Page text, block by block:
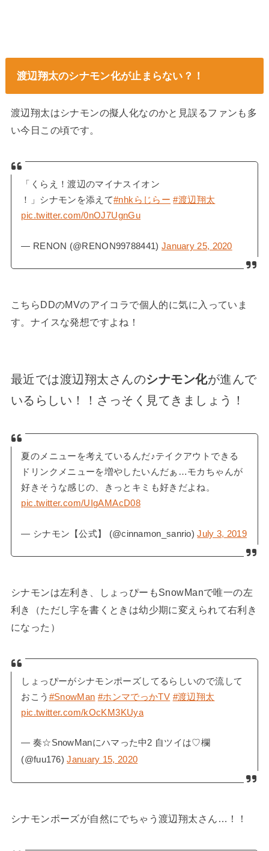
渡辺翔太のシナモン化が止まらない？！
渡辺翔太はシナモンの擬人化なのかと見誤るファンも多
い今日この頃です。
「くらえ！渡辺のマイナスイオン
！」シナモンを添えて#nhkらじらー #渡辺翔太
pic.twitter.com/0nOJ7UgnGu
— RENON (@RENON99788441) January 25, 2020
こちらDDのMVのアイコラで個人的に気に入っていま
す。ナイスな発想ですよね！
最近では渡辺翔太さんのシナモン化が進んで
いるらしい！！さっそく見てきましょう！
夏のメニューを考えているんだ♪テイクアウトできる
ドリンクメニューを増やしたいんだぁ…モカちゃんが
好きそうな感じの、きっとキミも好きだよね。
pic.twitter.com/UIgAMAcD08
— シナモン【公式】 (@cinnamon_sanrio)July 3, 2019
シナモンは左利き、しょっぴーもSnowManで唯一の左
利き（ただし字を書くときは幼少期に変えられて右利き
になった）
しょっぴーがシナモンポーズしてるらしいので流して
おこう #SnowMan #ホンマでっかTV #渡辺翔太
pic.twitter.com/kOcKM3KUya
— 奏☆SnowManにハマった中2 自ツイは♡欄
(@fuu176)January 15, 2020
シナモンポーズが自然にでちゃう渡辺翔太さん…！！